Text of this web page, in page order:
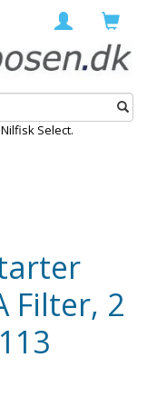
Select.
Filter, 2